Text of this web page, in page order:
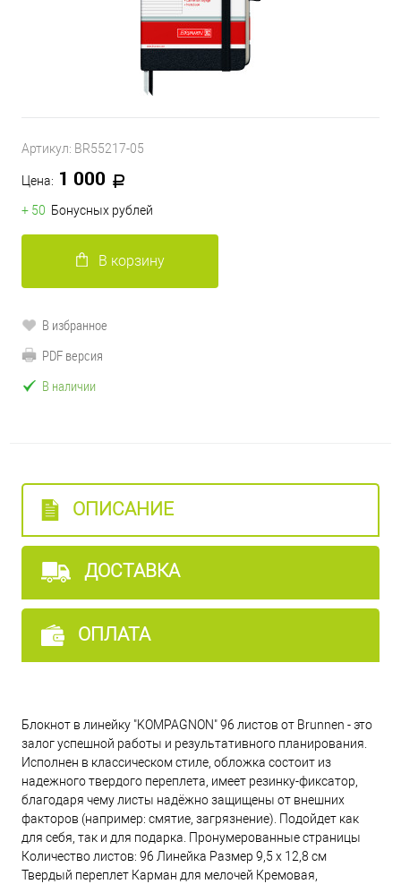
Артикул: BR55217-05
Цена: 1 000
+ 50 Бонусных рублей
В корзину
В избранное
PDF версия
В наличии
ОПИСАНИЕ
ДОСТАВКА
ОПЛАТА
Блокнот в линейку "KOMPAGNON" 96 листов от Brunnen - это
залог успешной работы и результативного планирования.
Исполнен в классическом стиле, обложка состоит из
надежного твердого переплета, имеет резинку-фиксатор,
благодаря чему листы надёжно защищены от внешних
факторов (например: смятие, загрязнение). Подойдет как
для себя, так и для подарка. Пронумерованные страницы
Количество листов: 96 Линейка Размер 9,5 х 12,8 см
Твердый переплет Карман для мелочей Кремовая,